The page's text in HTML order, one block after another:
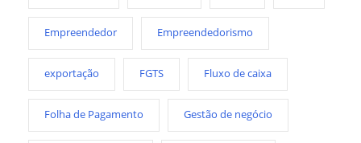
Empreendedor Empreendedorismo
exportação FGTS Fluxo de caixa
Folha de Pagamento Gestão de negócio